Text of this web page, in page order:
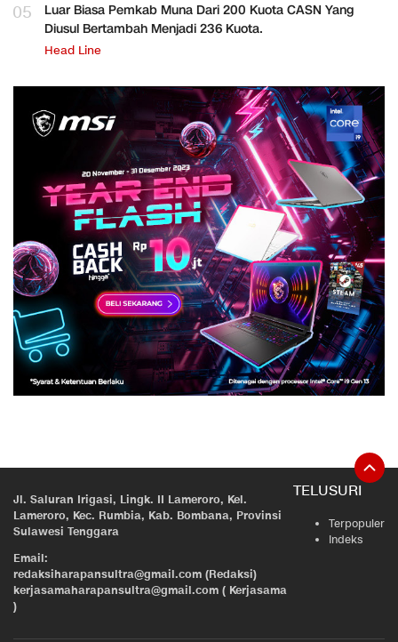
05
Luar Biasa Pemkab Muna Dari 200 Kuota CASN Yang
Diusul Bertambah Menjadi 236 Kuota.
Head Line
Jl. Saluran Irigasi, Lingk. II Lameroro, Kel.
Lameroro, Kec. Rumbia, Kab. Bombana, Provinsi
Sulawesi Tenggara
Email:
redaksiharapansultra@gmail.com (Redaksi)
kerjasamaharapansultra@gmail.com ( Kerjasama
)
TELUSURI
Terpopuler
Indeks